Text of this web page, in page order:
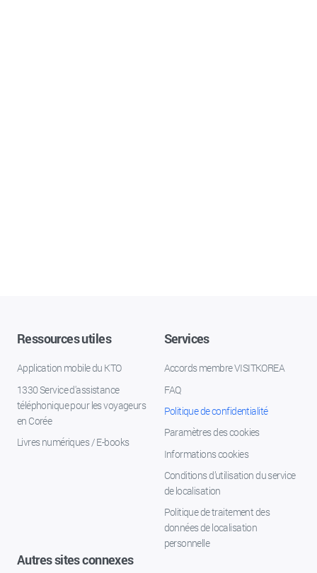
Ressources utiles
Application mobile du KTO
1330 Service d'assistance
téléphonique pour les voyageurs
en Corée
Livres numériques / E-books
Services
Accords membre VISITKOREA
FAQ
Politique de confidentialité
Paramètres des cookies
Informations cookies
Conditions d’utilisation du service
de localisation
Politique de traitement des
données de localisation
personnelle
Autres sites connexes